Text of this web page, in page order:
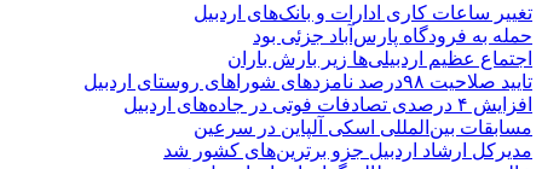
تغییر ساعات کاری ادارات و بانک‌های اردبیل
حمله به فرودگاه پارس‌‌آباد جزئی بود
اجتماع عظیم اردبیلی‌ها زیر بارش باران
تایید صلاحیت ۹۸درصد نامزدهای شوراهای روستای اردبیل
افزایش ۴ درصدی تصادفات فوتی در جاده‌های اردبیل
مسابقات بین‌المللی اسکی آلپاین در سرعین
مدیرکل ارشاد اردبیل جزو برترین‌های کشور شد